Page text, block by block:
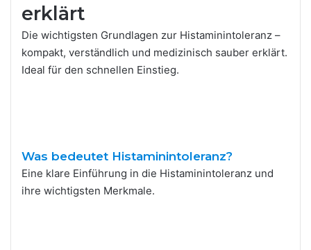
erklärt
Die wichtigsten Grundlagen zur Histaminintoleranz –
kompakt, verständlich und medizinisch sauber erklärt.
Ideal für den schnellen Einstieg.
Was bedeutet Histaminintoleranz?
Eine klare Einführung in die Histaminintoleranz und
ihre wichtigsten Merkmale.